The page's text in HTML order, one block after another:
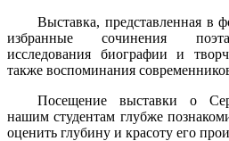
Выставка, представленная в
избранные сочинения поэта,
исследования биографии и
также воспоминания
Посещение выставки о
нашим студентам глубже
оценить глубину и красоту его